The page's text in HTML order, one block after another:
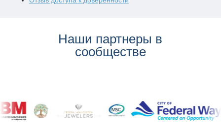
Наши партнеры в
сообществе